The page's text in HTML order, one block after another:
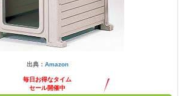
出典： Amazon
毎日お得なタイム
セール開催中